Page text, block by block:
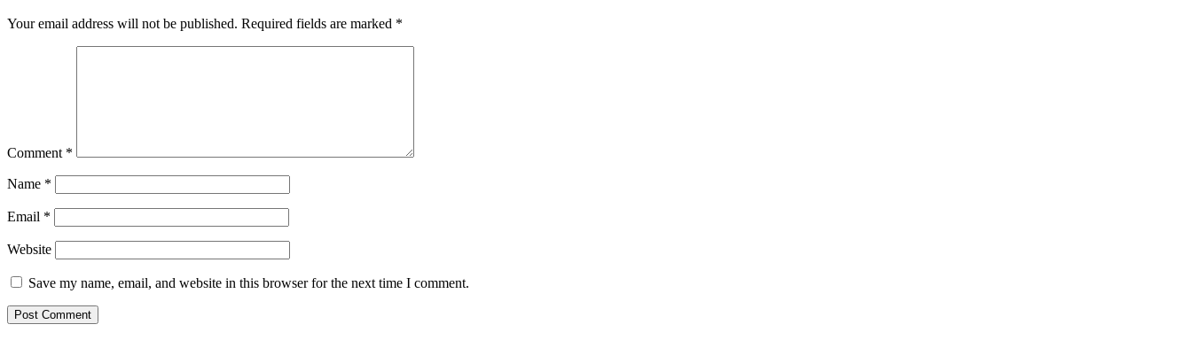
Your email address will not be published. Required fields are marked *
Comment *
Name *
Email *
Website
Save my name, email, and website in this browser for the next time I comment.